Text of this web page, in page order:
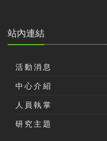
站內連結
活動消息
中心介紹
人員執掌
研究主題